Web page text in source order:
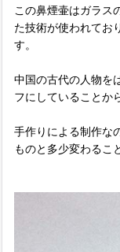
この鼻煙壷はガラス
た技術が使われてお
す。
中国の古代の人物を
フにしていることか
手作りによる制作な
ものと多少変わるこ